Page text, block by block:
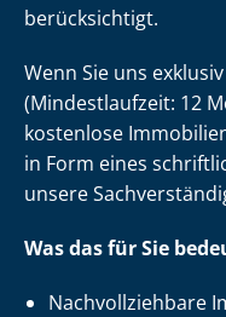
berücksichtigt.
Wenn Sie uns
(Mindestlaufzeit: 12
kostenlose
in Form eines
unsere
Was das für Sie
Nach­voll­zieh­ba­re